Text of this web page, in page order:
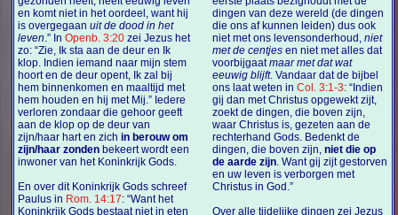
en komt niet in het oordeel, want hij
is overgegaanuit de dood in het
leven .” InOpenb. 3:20 zei Jezus het
zo: “Zie, Ik sta aan de deur en Ik
klop. Indien iemand naar mijn stem
hoort en de deur opent, Ik zal bij
hem binnenkomen en maaltijd met
hem houden en hij met Mij.” Iedere
verloren zondaar die gehoor geeft
aan de klop op de deur van
zijn/haar hart en zichin berouw om
zijn/haar zonden bekeert wordt een
inwoner van het Koninkrijk Gods.
En over dit Koninkrijk Gods schreef
Paulus in Rom. 14:17: “Want het
Koninkrijk Gods bestaat niet in eten
dingen van deze wereld (de dingen
die ons af kunnen leiden) dus ook
niet met ons levensonderhoud, niet
met de centjesen niet met alles dat
voorbijgaatmaar met dat wat
eeuwig blijft. Vandaar dat de bijbel
ons laat weten in Col. 3:1-3: “Indien
gij dan met Christus opgewekt zijt,
zoekt de dingen, die boven zijn,
waar Christus is, gezeten aan de
rechterhand Gods. Bedenkt de
dingen, die boven zijn, niet die op
de aarde zijn. Want gij zijt gestorven
en uw leven is verborgen met
Christus in God.”
Over alle tijdelijke dingen zei Jezus